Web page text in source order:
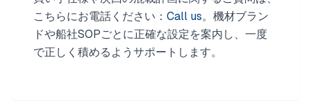
こちらにお電話ください： Call us。機材ブラン
ドや船社SOPごとに正確な設定を案内し、一度
で正しく積めるようサポートします。